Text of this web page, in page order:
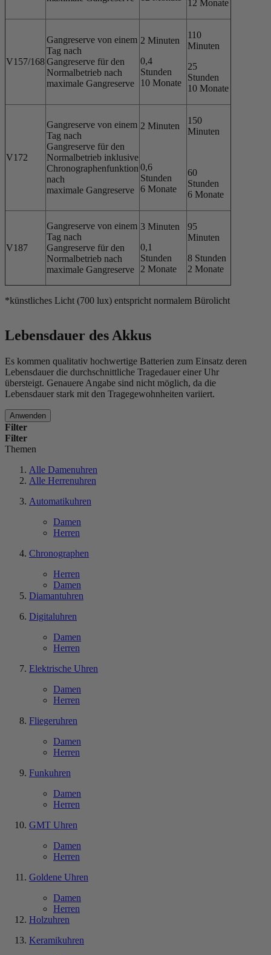
12 Monate
V157/168
Gangreserve von einem
Tag nach
Gangreserve für den
Normalbetrieb nach
maximale Gangreserve
2 Minuten
0,4
Stunden
10 Monate
110
Minuten
25
Stunden
10 Monate
V172
Gangreserve von einem
Tag nach
Gangreserve für den
Normalbetrieb inklusive
Chronographenfunktion
nach
maximale Gangreserve
2 Minuten
0,6
Stunden
6 Monate
150
Minuten
60
Stunden
6 Monate
V187
Gangreserve von einem
Tag nach
Gangreserve für den
Normalbetrieb nach
maximale Gangreserve
3 Minuten
0,1
Stunden
2 Monate
95
Minuten
8 Stunden
2 Monate
*künstliches Licht (700 lux) entspricht normalem Bürolicht
Lebensdauer des Akkus
Es kommen qualitativ hochwertige Batterien zum Einsatz deren
Lebensdauer die durchschnittliche Tragedauer einer Uhr
übersteigt. Genauere Angabe sind nicht möglich, da die
Lebensdauer stark mit den Tragegewohnheiten variiert.
Anwenden
Filter
Filter
Themen
Alle Damenuhren
Alle Herrenuhren
Automatikuhren
Damen
Herren
Chronographen
Herren
Damen
Diamantuhren
Digitaluhren
Damen
Herren
Elektrische Uhren
Damen
Herren
Fliegeruhren
Damen
Herren
Funkuhren
Damen
Herren
GMT Uhren
Damen
Herren
Goldene Uhren
Damen
Herren
Holzuhren
Keramikuhren